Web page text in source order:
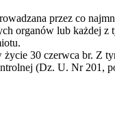
przez co
organów lub każdej
30 czerwca br. Z
(Dz. U. Nr 201,